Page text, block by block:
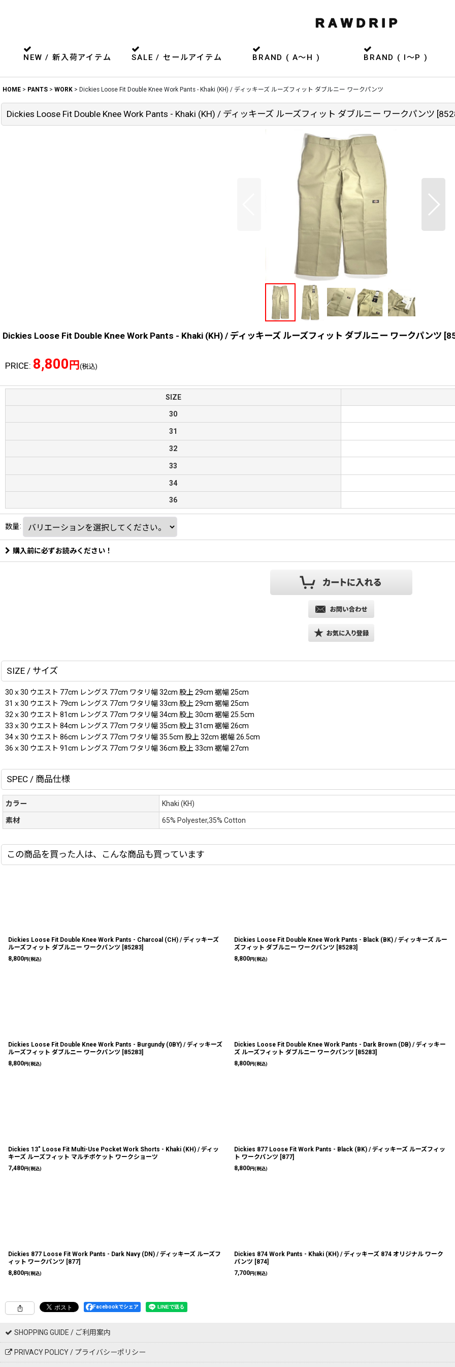
NEW / 新入荷アイテム SALE / セールアイテム BRAND ( A〜H ) BRAND ( I〜P )
HOME > PANTS > WORK > Dickies Loose Fit Double Knee Work Pants - Khaki (KH) / ディッキーズ ルーズフィット ダブルニー ワークパンツ
Dickies Loose Fit Double Knee Work Pants - Khaki (KH) / ディッキーズ ルーズフィット ダブルニー ワークパンツ [
Dickies Loose Fit Double Knee Work Pants - Khaki (KH) / ディッキーズ ルーズフィット ダブルニー ワークパンツ [
PRICE: 8,800円(税込)
SIZE
30
31
32
33
34
36
数量:
購入前に必ずお読みください！
SIZE / サイズ
30ｘ30 ウエスト 77cm レングス 77cm ワタリ幅 32cm 股上 29cm 裾幅 25cm
31ｘ30 ウエスト 79cm レングス 77cm ワタリ幅 33cm 股上 29cm 裾幅 25cm
32ｘ30 ウエスト 81cm レングス 77cm ワタリ幅 34cm 股上 30cm 裾幅 25.5cm
33ｘ30 ウエスト 84cm レングス 77cm ワタリ幅 35cm 股上 31cm 裾幅 26cm
34ｘ30 ウエスト 86cm レングス 77cm ワタリ幅 35.5cm 股上 32cm 裾幅 26.5cm
36ｘ30 ウエスト 91cm レングス 77cm ワタリ幅 36cm 股上 33cm 裾幅 27cm
SPEC / 商品仕様
カラー Khaki (KH)
素材 65% Polyester,35% Cotton
この商品を買った人は、こんな商品も買っています
Dickies Loose Fit Double Knee Work Pants - Charcoal (CH) / ディッキーズ
ルーズフィット ダブルニー ワークパンツ [85283]
8,800円(税込)
Dickies Loose Fit Double Knee Work Pants - Black (BK) / ディッキーズ ルー
ズフィット ダブルニー ワークパンツ [85283]
8,800円(税込)
Dickies Loose Fit Double Knee Work Pants - Burgundy (0BY) / ディッキーズ
ルーズフィット ダブルニー ワークパンツ [85283]
8,800円(税込)
Dickies Loose Fit Double Knee Work Pants - Dark Brown (DB) / ディッキー
ズ ルーズフィット ダブルニー ワークパンツ [85283]
8,800円(税込)
Dickies 13" Loose Fit Multi-Use Pocket Work Shorts - Khaki (KH) / ディッ
キーズ ルーズフィット マルチポケット ワークショーツ
7,480円(税込)
Dickies 877 Loose Fit Work Pants - Black (BK) / ディッキーズ ルーズフィッ
ト ワークパンツ [877]
8,800円(税込)
Dickies 877 Loose Fit Work Pants - Dark Navy (DN) / ディッキーズ ルーズフ
ィット ワークパンツ [877]
8,800円(税込)
Dickies 874 Work Pants - Khaki (KH) / ディッキーズ 874 オリジナル ワーク
パンツ [874]
7,700円(税込)
Facebookでシェア
SHOPPING GUIDE / ご利用案内
PRIVACY POLICY / プライバシーポリシー